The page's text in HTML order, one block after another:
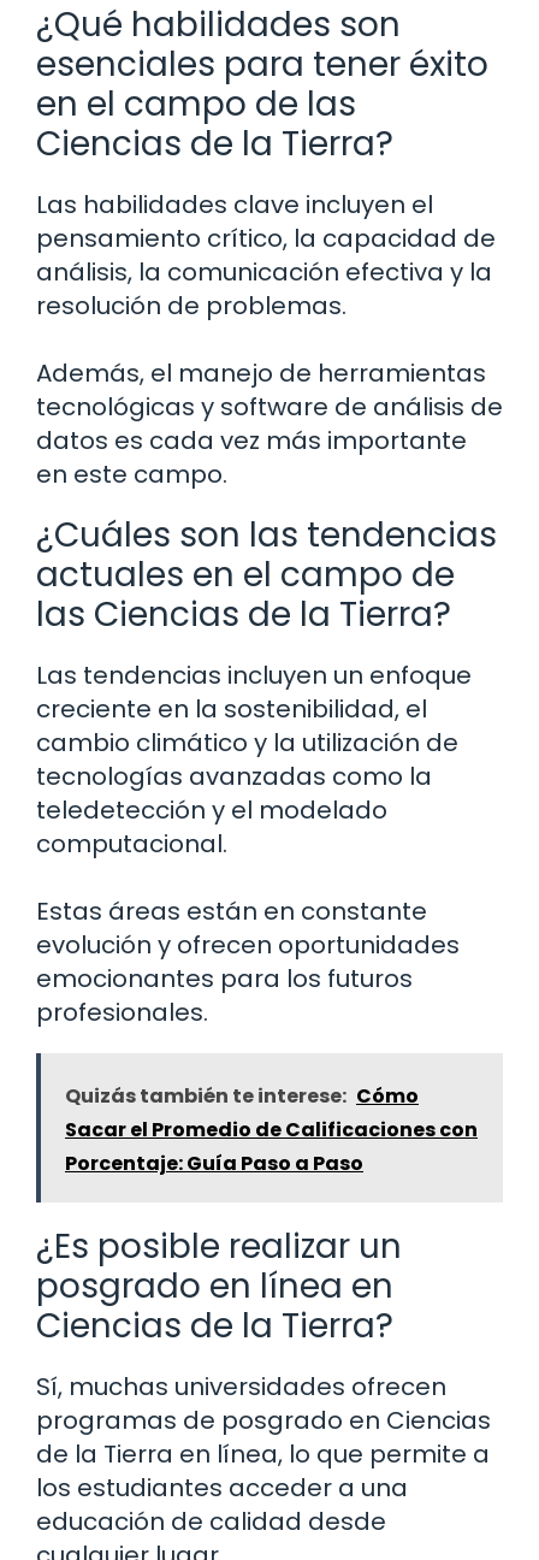
¿Qué habilidades son
esenciales para tener éxito
en el campo de las
Ciencias de la Tierra?
Las habilidades clave incluyen el
pensamiento crítico, la capacidad de
análisis, la comunicación efectiva y la
resolución de problemas.
Además, el manejo de herramientas
tecnológicas y software de análisis de
datos es cada vez más importante
en este campo.
¿Cuáles son las tendencias
actuales en el campo de
las Ciencias de la Tierra?
Las tendencias incluyen un enfoque
creciente en la sostenibilidad, el
cambio climático y la utilización de
tecnologías avanzadas como la
teledetección y el modelado
computacional.
Estas áreas están en constante
evolución y ofrecen oportunidades
emocionantes para los futuros
profesionales.
Quizás también te interese: Cómo
Sacar el Promedio de Calificaciones con
Porcentaje: Guía Paso a Paso
¿Es posible realizar un
posgrado en línea en
Ciencias de la Tierra?
Sí, muchas universidades ofrecen
programas de posgrado en Ciencias
de la Tierra en línea, lo que permite a
los estudiantes acceder a una
educación de calidad desde